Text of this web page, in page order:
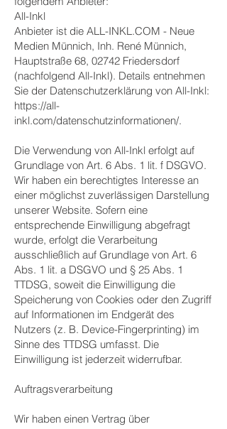
All-Inkl
Anbieter ist die ALL-INKL.COM - Neue
Medien Münnich, Inh. René Münnich,
Hauptstraße 68, 02742 Friedersdorf
(nachfolgend All-Inkl). Details entnehmen
Sie der Datenschutzerklärung von All-Inkl:
https://all-
inkl.com/datenschutzinformationen/.
Die Verwendung von All-Inkl erfolgt auf
Grundlage von Art. 6 Abs. 1 lit. f DSGVO.
Wir haben ein berechtigtes Interesse an
einer möglichst zuverlässigen Darstellung
unserer Website. Sofern eine
entsprechende Einwilligung abgefragt
wurde, erfolgt die Verarbeitung
ausschließlich auf Grundlage von Art. 6
Abs. 1 lit. a DSGVO und § 25 Abs. 1
TTDSG, soweit die Einwilligung die
Speicherung von Cookies oder den Zugriff
auf Informationen im Endgerät des
Nutzers (z. B. Device-Fingerprinting) im
Sinne des TTDSG umfasst. Die
Einwilligung ist jederzeit widerrufbar.
Auftragsverarbeitung
Wir haben einen Vertrag über